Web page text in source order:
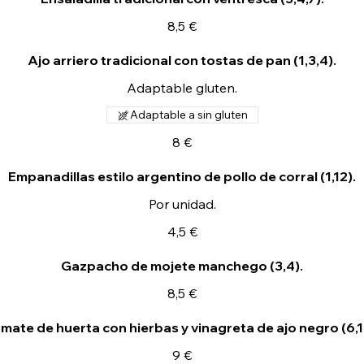
8,5 €
Ajo arriero tradicional con tostas de pan (1,3,4).
Adaptable gluten.
8 €
Adaptable a sin gluten
Empanadillas estilo argentino de pollo de corral (1,12).
Por unidad.
4,5 €
Gazpacho de mojete manchego (3,4).
8,5 €
de huerta con hierbas y vinagreta de ajo negro
9 €